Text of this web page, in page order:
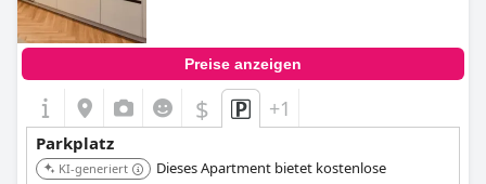
Preise anzeigen
$ +1
Parkplatz
KI-generiert
Dieses Apartment bietet kostenlose